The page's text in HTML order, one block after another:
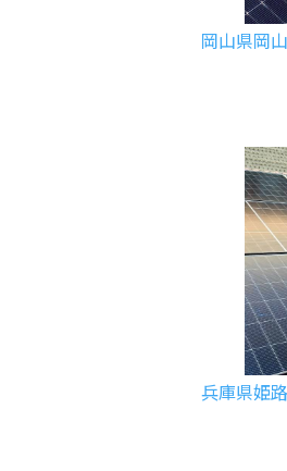
岡山県岡
兵庫県姫